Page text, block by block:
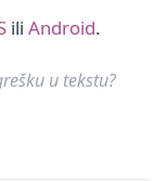
ili Android.
u tekstu?